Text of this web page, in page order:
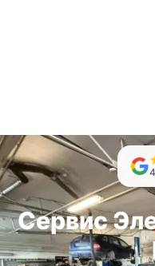
Сервис